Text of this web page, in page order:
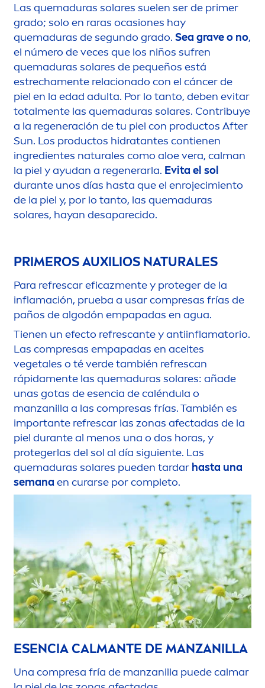
Las quemaduras solares suelen ser de primer
grado; solo en raras ocasiones hay
quemaduras de segundo grado. Sea grave o no,
el número de veces que los niños sufren
quemaduras solares de pequeños está
estrechamente relacionado con el cáncer de
piel en la edad adulta. Por lo tanto, deben evitar
totalmente las quemaduras solares. Contribuye
a la regeneración de tu piel con productos After
Sun. Los productos hidratantes contienen
ingredientes naturales como aloe vera, calman
la piel y ayudan a regenerarla. Evita el sol
durante unos días hasta que el enrojecimiento
de la piel y, por lo tanto, las quemaduras
solares, hayan desaparecido.
PRIMEROS AUXILIOS NATURALES
Para refrescar eficazmente y proteger de la
inflamación, prueba a usar compresas frías de
paños de algodón empapadas en agua.
Tienen un efecto refrescante y antiinflamatorio.
Las compresas empapadas en aceites
vegetales o té verde también refrescan
rápidamente las quemaduras solares: añade
unas gotas de esencia de caléndula o
manzanilla a las compresas frías. También es
importante refrescar las zonas afectadas de la
piel durante al menos una o dos horas, y
protegerlas del sol al día siguiente. Las
quemaduras solares pueden tardar hasta una
semanaen curarse por completo.
ESENCIA CALMANTE DE MANZANILLA
Una compresa fría de manzanilla puede calmar